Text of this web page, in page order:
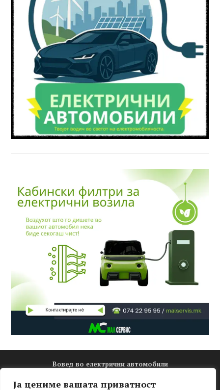
Ја цениме вашата приватност
Вовед во електрични автомобили